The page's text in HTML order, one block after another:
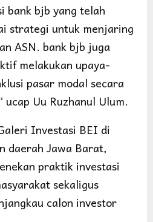
bank bjb yang telah
strategi untuk menjaring
ASN. bank bjb juga
melakukan upaya-
pasar modal secara
ucap Uu Ruzhanul Ulum.
Investasi BEI di
daerah Jawa Barat,
praktik investasi
sekaligus
calon investor